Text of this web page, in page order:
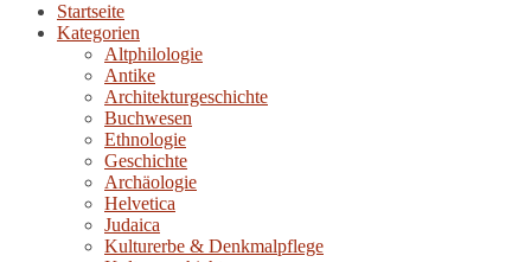
Startseite
Kategorien
Altphilologie
Antike
Architekturgeschichte
Buchwesen
Ethnologie
Geschichte
Archäologie
Helvetica
Judaica
Kulturerbe & Denkmalpflege